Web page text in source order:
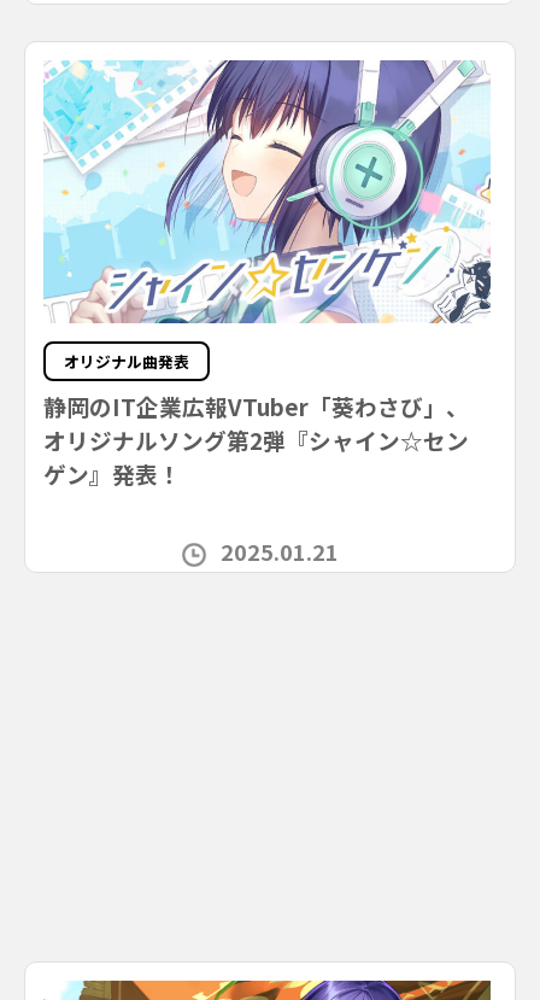
オリジナル曲発表
静岡のIT企業広報VTuber「葵わさび」、
オリジナルソング第2弾『シャイン☆セン
ゲン』発表！
2025.01.21